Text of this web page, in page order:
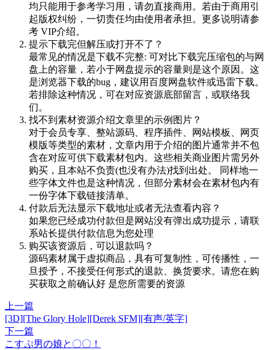
均只能用于参考学习用，请勿直接商用。若由于商用引
起版权纠纷，一切责任均由使用者承担。更多说明请参
考 VIP介绍。
提示下载完但解压或打开不了？
最常见的情况是下载不完整: 可对比下载完压缩包的与网
盘上的容量，若小于网盘提示的容量则是这个原因。这
是浏览器下载的bug，建议用百度网盘软件或迅雷下载。
若排除这种情况，可在对应资源底部留言，或联络我
们。
找不到素材资源介绍文章里的示例图片？
对于会员专享、整站源码、程序插件、网站模板、网页
模版等类型的素材，文章内用于介绍的图片通常并不包
含在对应可供下载素材包内。这些相关商业图片需另外
购买，且本站不负责(也没有办法)找到出处。 同样地一
些字体文件也是这种情况，但部分素材会在素材包内有
一份字体下载链接清单。
付款后无法显示下载地址或者无法查看内容？
如果您已经成功付款但是网站没有弹出成功提示，请联
系站长提供付款信息为您处理
购买该资源后，可以退款吗？
源码素材属于虚拟商品，具有可复制性，可传播性，一
旦授予，不接受任何形式的退款、换货要求。请您在购
买获取之前确认好 是您所需要的资源
上一篇
[3D][The Glory Hole][Derek SFM][有声/英字]
下一篇
こすぷ男の娘と〇〇！